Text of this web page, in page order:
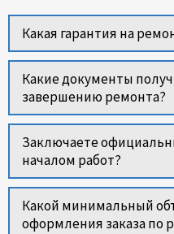
Какая гарантия на
Какие документы
завершению ремонта?
Заключаете
началом работ?
Какой минимальный
оформления заказа по